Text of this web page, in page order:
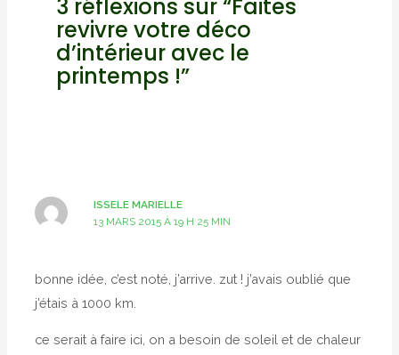
3 réflexions sur “Faites
revivre votre déco
d’intérieur avec le
printemps !”
ISSELE MARIELLE
13 MARS 2015 À 19 H 25 MIN
bonne idée, c’est noté, j’arrive. zut ! j’avais oublié que
j’étais à 1000 km.
ce serait à faire ici, on a besoin de soleil et de chaleur